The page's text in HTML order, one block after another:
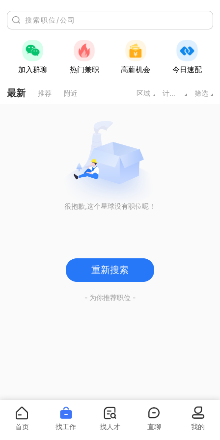
加入群聊 热门兼职 高薪机会 今日速配
最新 推荐 附近 区域 计算机/互联网 筛选
很抱歉,这个星球没有职位呢！
重新搜索
- 为你推荐职位 -
首页 找工作 找人才 直聊 我的